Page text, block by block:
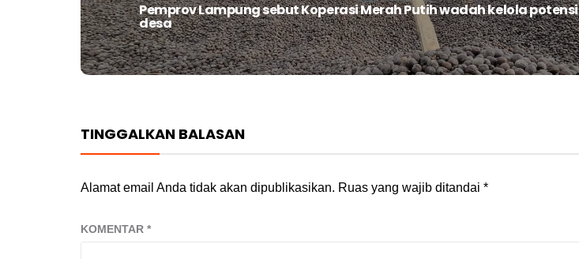
Next
post:
Pemprov Lampung sebut Koperasi Merah Putih wadah kelola potensi
desa
TINGGALKAN BALASAN
Alamat email Anda tidak akan dipublikasikan. Ruas yang wajib ditandai *
KOMENTAR *